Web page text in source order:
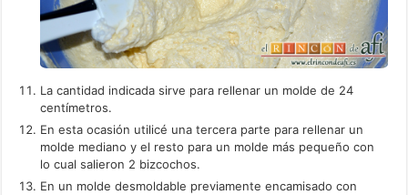
La cantidad indicada sirve para rellenar un molde de 24
centímetros.
En esta ocasión utilicé una tercera parte para rellenar un
molde mediano y el resto para un molde más pequeño con
lo cual salieron 2 bizcochos.
En un molde desmoldable previamente encamisado con